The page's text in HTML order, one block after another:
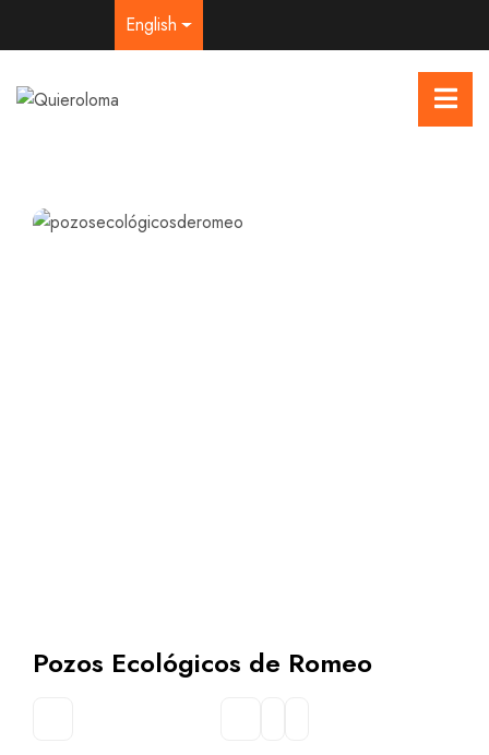
English
Pozos Ecológicos de Romeo